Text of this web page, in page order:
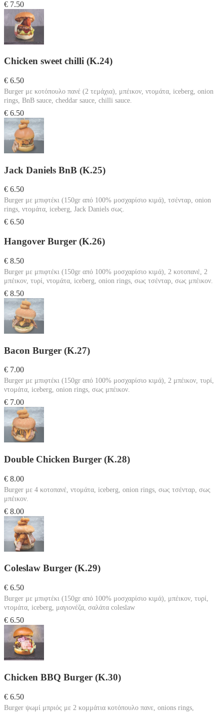
€ 7.50
Chicken sweet chilli (Κ.24)
€ 6.50
Burger με κοτόπουλο πανέ (2 τεμάχια), μπέικον, ντομάτα, iceberg, onion
rings, BnB sauce, cheddar sauce, chilli sauce.
€ 6.50
Jack Daniels BnB (Κ.25)
€ 6.50
Burger με μπιφτέκι (150gr από 100% μοσχαρίσιο κιμά), τσένταρ, onion
rings, ντομάτα, iceberg, Jack Daniels σως.
€ 6.50
Hangover Burger (Κ.26)
€ 8.50
Burger με μπιφτέκι (150gr από 100% μοσχαρίσιο κιμά), 2 κοτοπανέ, 2
μπέικον, τυρί, ντομάτα, iceberg, onion rings, σως τσένταρ, σως μπέικον.
€ 8.50
Bacon Burger (Κ.27)
€ 7.00
Burger με μπιφτέκι (150gr από 100% μοσχαρίσιο κιμά), 2 μπέικον, τυρί,
ντομάτα, iceberg, onion rings, σως μπέικον.
€ 7.00
Double Chicken Burger (Κ.28)
€ 8.00
Burger με 4 κοτοπανέ, ντομάτα, iceberg, onion rings, σως τσένταρ, σως
μπέικον.
€ 8.00
Coleslaw Burger (Κ.29)
€ 6.50
Burger με μπιφτέκι (150gr από 100% μοσχαρίσιο κιμά), μπέικον, τυρί,
ντομάτα, iceberg, μαγιονέζα, σαλάτα coleslaw
€ 6.50
Chicken BBQ Burger (Κ.30)
€ 6.50
Burger ψωμί μπριός με 2 κομμάτια κοτόπουλο πανε, onions rings,